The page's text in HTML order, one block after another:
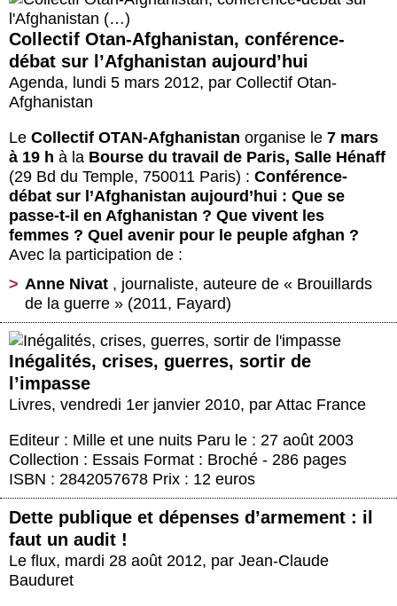
Collectif Otan-Afghanistan, conférence-
débat sur l’Afghanistan aujourd’hui
Agenda, lundi 5 mars 2012, par Collectif Otan-
Afghanistan
Le Collectif OTAN-Afghanistan organise le 7 mars
à 19 h à la Bourse du travail de Paris, Salle Hénaff
(29 Bd du Temple, 750011 Paris) : Conférence-
débat sur l’Afghanistan aujourd’hui : Que se
passe-t-il en Afghanistan ? Que vivent les
femmes ? Quel avenir pour le peuple afghan ?
Avec la participation de :
Anne Nivat , journaliste, auteure de « Brouillards
de la guerre » (2011, Fayard)
Inégalités, crises, guerres, sortir de
l’impasse
Livres, vendredi 1er janvier 2010, par Attac France
Editeur : Mille et une nuits Paru le : 27 août 2003
Collection : Essais Format : Broché - 286 pages
ISBN : 2842057678 Prix : 12 euros
Dette publique et dépenses d’armement : il
faut un audit !
Le flux, mardi 28 août 2012, par Jean-Claude
Bauduret